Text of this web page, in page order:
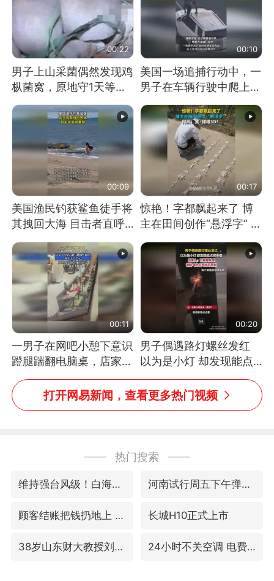
00:22
男子上山采菌偶然发现鸡
枞菌窝，原地守1天等它
长大：挖了140多朵
00:10
美国一场追捕行动中，一
男子在车辆行驶中爬上车
顶跳舞。（新京报）
00:09
美国渔民钓获鲨鱼徒手将
其拽回大海 目击者直呼
震惊 （视频来源：参考
消息）
00:17
惊艳！字都飘起来了 博
主在田间创作“悬浮字” 网
友：真·裸眼3D！
00:11
一男子在网吧小憩下意识
蹬腿踹翻电脑桌，店家3
台显示器与机械臂损坏
00:20
男子偶遇路灯螺丝发红
以为是小灯 却发现能点
燃香烟 当事人：已报警
处理
打开网易新闻，查看更多热门视频
热门搜索
维持强台风级！白海豚直奔华东沿海 河南试行周五下午弹性离岗
顾客结账把钱扔地上 服务员霸气扔回 长城H10正式上市
38岁山东财大教授刘海明逝世 24小时不关空调 电费反而更低？